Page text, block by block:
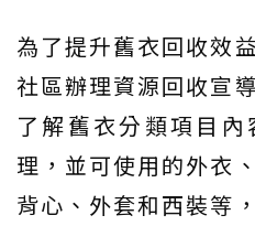
為了提升舊衣回收效
社區辦理資源回收宣
了解舊衣分類項目
理，並可使用的外衣
背心、外套和西裝等